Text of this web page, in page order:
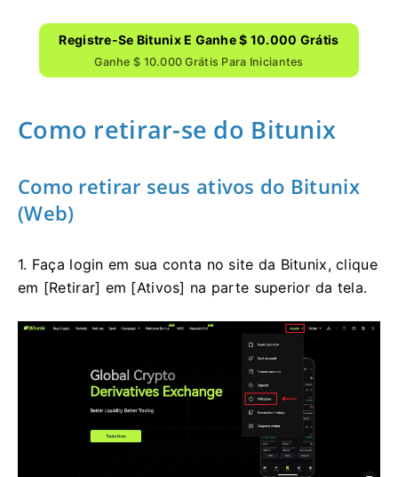
Registre-Se Bitunix E Ganhe $ 10.000 Grátis
Ganhe $ 10.000 Grátis Para Iniciantes
Como retirar-se do Bitunix
Como retirar seus ativos do Bitunix
(Web)
1. Faça login em sua conta no site da Bitunix, clique
em [Retirar] em [Ativos] na parte superior da tela.